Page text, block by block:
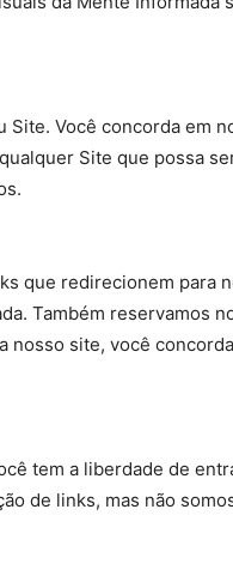
Você concorda em
Site que possa
que redirecionem para
Também reservamos
site, você
tem a liberdade de
de links, mas não